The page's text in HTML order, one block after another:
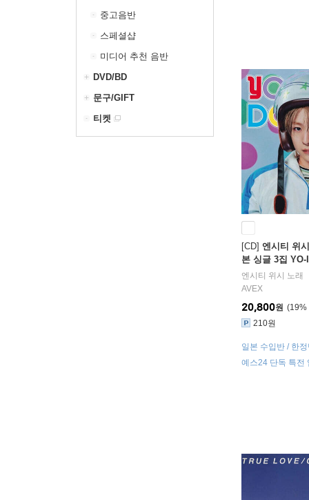
중고음반
스페셜샵
미디어 추천 음반
DVD/BD
문구/GIFT
티켓
[CD] 엔시티 위
본 싱글 3집
TS GIRL
엔시티 위시
노래
AVEX
예스24 단독 특전
19%
20,800원
210원
일본 수입반 / 한
(YUSHI Ver.) / 트